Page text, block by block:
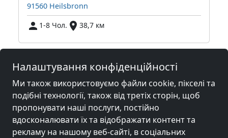
91560 Heilsbronn
1-8 Чол.
38,7 км
Сусідні місця з кімнатами для
робітників та пенсіями
Гірчиця біля
Ноймаркт(29 km)
Гірчиця біля
Нюрнберг(30 km)
Налаштування конфіденційності
Ми також використовуємо файли cookie, пікселі та
подібні технології, також від третіх сторін, щоб
пропонувати наші послуги, постійно
вдосконалювати їх та відображати контент та
рекламу на нашому веб-сайті, в соціальних